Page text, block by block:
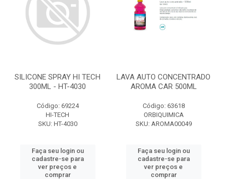
SILICONE SPRAY HI TECH
300ML - HT-4030
Código: 69224
HI-TECH
SKU: HT-4030
Faça seu login ou
cadastre-se para
ver preços e
comprar
LAVA AUTO CONCENTRADO
AROMA CAR 500ML
Código: 63618
ORBIQUIMICA
SKU: AROMA00049
Faça seu login ou
cadastre-se para
ver preços e
comprar